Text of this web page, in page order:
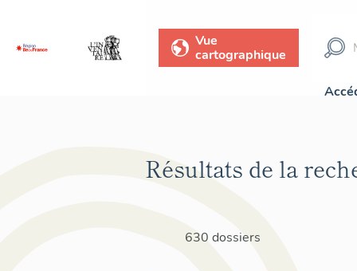
Vue
cartographique
Résultats de la
630 dossiers